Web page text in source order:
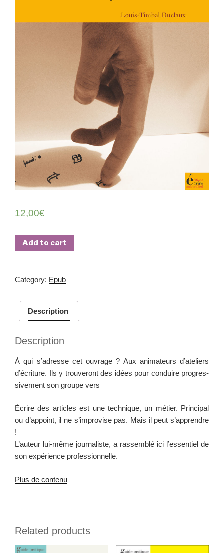
12,00€
Add to cart
Cat­e­go­ry: Epub
Description
Description
À qui s’adresse cet ouvrage ? Aux ani­ma­teurs d’ateliers
d’écriture. Ils y trou­veront des idées pour con­duire pro­gres­
sive­ment son groupe vers
Écrire des arti­cles est une tech­nique, un méti­er. Prin­ci­pal
ou d’appoint, il ne s’improvise pas. Mais il peut s’apprendre
!
L’auteur lui-même jour­nal­iste, a rassem­blé ici l’essentiel de
son expéri­ence professionnelle.
Plus de contenu
Related products